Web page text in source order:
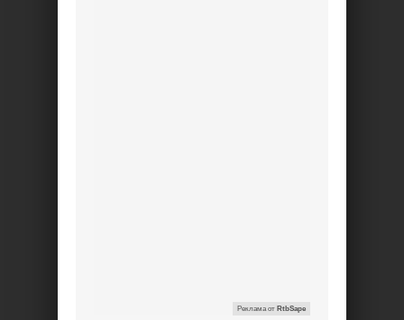
Реклама от RtbSape